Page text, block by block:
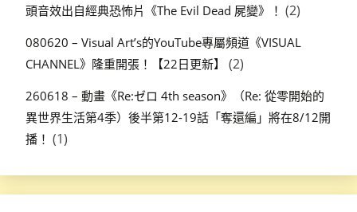
頭音效出自經典恐怖片《The Evil Dead 屍變》！ (2)
080620 – Visual Art’s的YouTube專屬頻道《VISUAL
CHANNEL》隆重開張！【22日更新】
(2)
260618 – 動畫《Re:ゼロ 4th season》（Re: 從零開始的
異世界生活第4季）後半第12-19話「奪還編」將在8/12開
播！ (1)